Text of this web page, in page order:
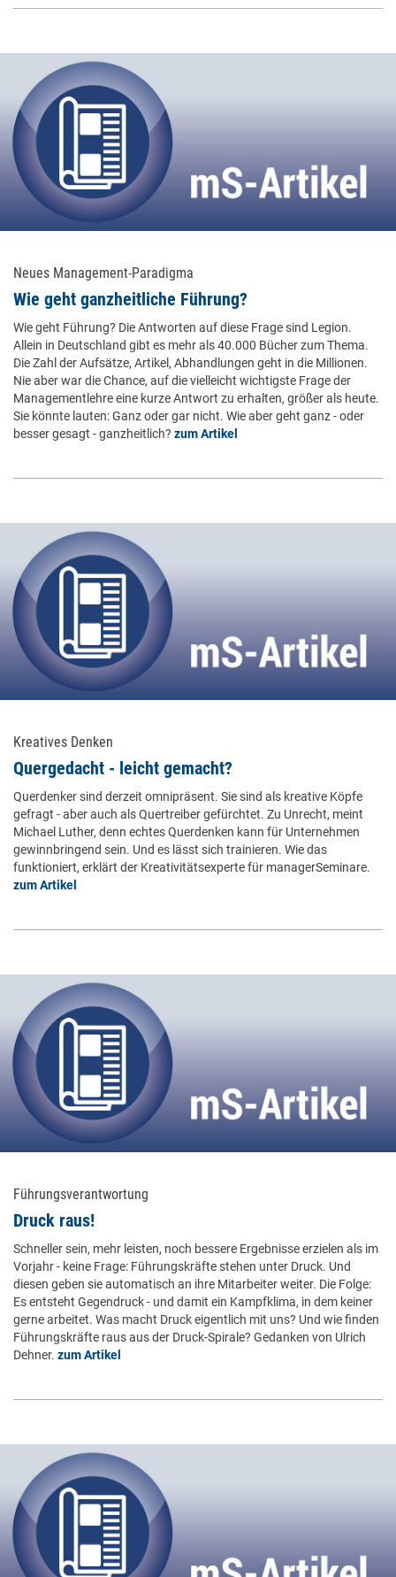
Neues Management-Paradigma
Wie geht ganzheitliche Führung?
Wie geht Führung? Die Antworten auf diese Frage sind Legion.
Allein in Deutschland gibt es mehr als 40.000 Bücher zum Thema.
Die Zahl der Aufsätze, Artikel, Abhandlungen geht in die Millionen.
Nie aber war die Chance, auf die vielleicht wichtigste Frage der
Managementlehre eine kurze Antwort zu erhalten, größer als heute.
Sie könnte lauten: Ganz oder gar nicht. Wie aber geht ganz - oder
besser gesagt - ganzheitlich? zum Artikel
Kreatives Denken
Quergedacht - leicht gemacht?
Querdenker sind derzeit omnipräsent. Sie sind als kreative Köpfe
gefragt - aber auch als Quertreiber gefürchtet. Zu Unrecht, meint
Michael Luther, denn echtes Querdenken kann für Unternehmen
gewinnbringend sein. Und es lässt sich trainieren. Wie das
funktioniert, erklärt der Kreativitätsexperte für managerSeminare.
zum Artikel
Führungsverantwortung
Druck raus!
Schneller sein, mehr leisten, noch bessere Ergebnisse erzielen als im
Vorjahr - keine Frage: Führungskräfte stehen unter Druck. Und
diesen geben sie automatisch an ihre Mitarbeiter weiter. Die Folge:
Es entsteht Gegendruck - und damit ein Kampfklima, in dem keiner
gerne arbeitet. Was macht Druck eigentlich mit uns? Und wie finden
Führungskräfte raus aus der Druck-Spirale? Gedanken von Ulrich
Dehner. zum Artikel